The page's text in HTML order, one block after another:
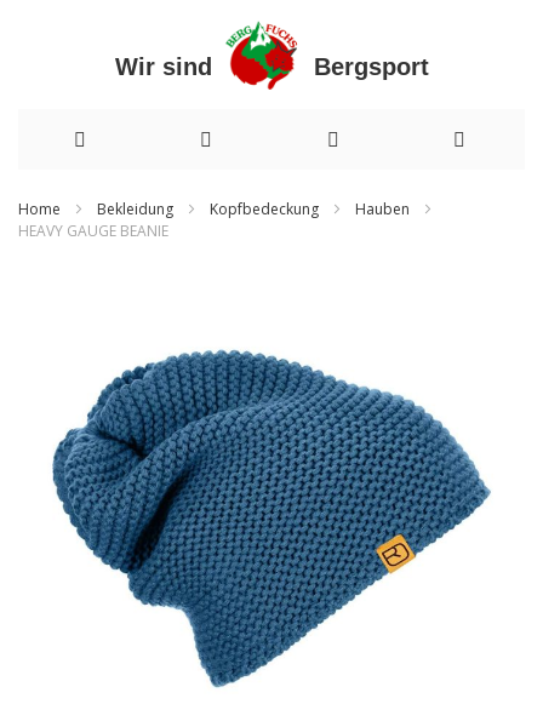
Wir sind Bergsport
zum
Home Bekleidung Kopfbedeckung
Hauben
HEAVY GAUGE BEANIE